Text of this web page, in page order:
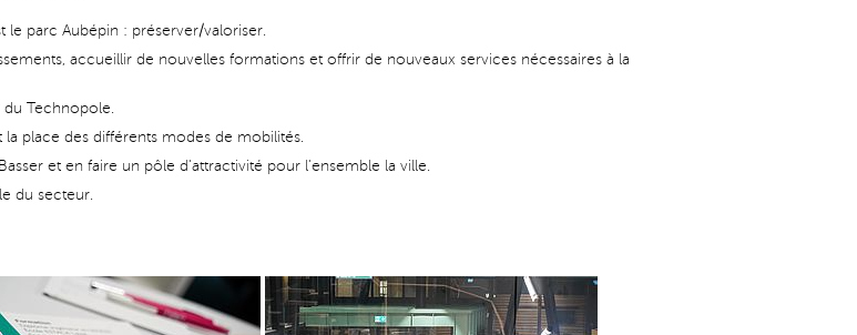
le parc Aubépin : préserver/valoriser.
accueillir de nouvelles formations et offrir de nouveaux services nécessaires à la
du Technopole.
place des différents modes de mobilités.
et en faire un pôle d'attractivité pour l'ensemble la ville.
du secteur.